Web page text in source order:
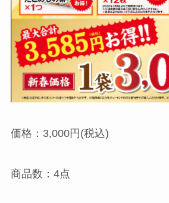
価格：3,000円(税込)
商品数：4点